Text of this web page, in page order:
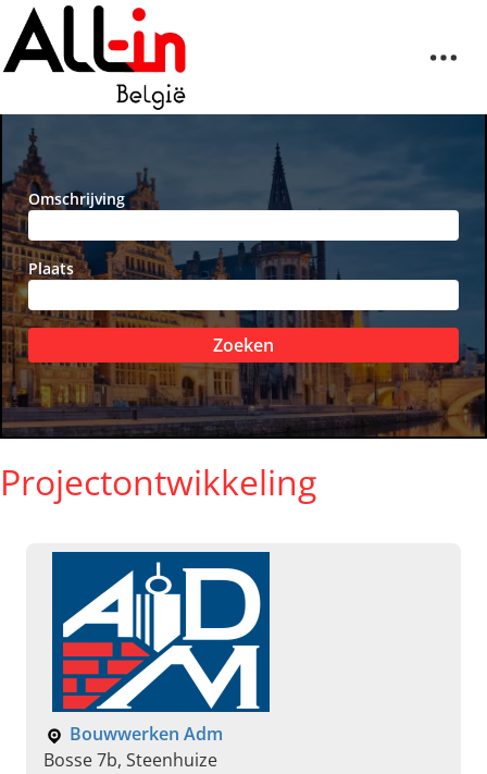
Omschrijving
Plaats
Zoeken
Projectontwikkeling
Bouwwerken Adm
Bosse 7b, Steenhuize